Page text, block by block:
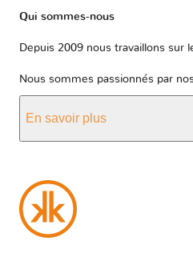
Qui sommes-nous
Depuis 2009 nous travaillons sur
Nous sommes passionnés par
En savoir plus